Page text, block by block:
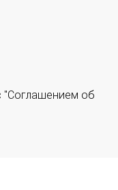
"Соглашением об